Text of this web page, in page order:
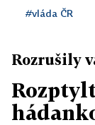
#vláda ČR
Rozrušily